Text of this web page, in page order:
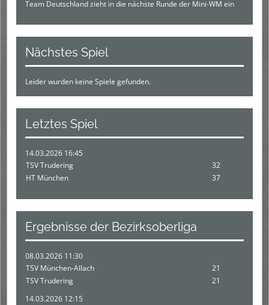
Team Deutschland zieht in die nächste Runde der Mini-WM ein
Nächstes Spiel
Leider wurden keine Spiele gefunden.
Letztes Spiel
14.03.2026 16:45
TSV Trudering
32
HT München
37
Ergebnisse der Bezirksoberliga
08.03.2026 11:30
TSV München-Allach
21
TSV Trudering
21
14.03.2026 12:15